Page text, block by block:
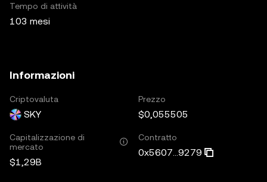
Tempo di attività
103 mesi
Informazioni
Criptovaluta
SKY
Prezzo
$0,055505
Capitalizzazione di
mercato
$1,29B
Contratto
0x5607...9279